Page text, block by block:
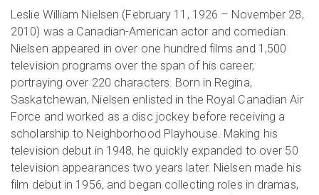
Leslie William Nielsen (February 11, 1926 – November 28,
2010) was a Canadian-American actor and comedian.
Nielsen appeared in over one hundred films and 1,500
television programs over the span of his career,
portraying over 220 characters. Born in Regina,
Saskatchewan, Nielsen enlisted in the Royal Canadian Air
Force and worked as a disc jockey before receiving a
scholarship to Neighborhood Playhouse. Making his
television debut in 1948, he quickly expanded to over 50
television appearances two years later. Nielsen made his
film debut in 1956, and began collecting roles in dramas,